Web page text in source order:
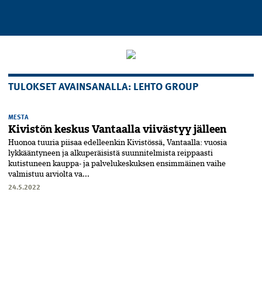
TULOKSET AVAINSANALLA: LEHTO GROUP
MESTA
Kivistön keskus Vantaalla viivästyy jälleen
Huonoa tuuria piisaa edelleenkin Kivistössä, Vantaalla: vuosia
lykkääntyneen ja alkuperäisistä suunnitelmista reippaasti
kutistuneen kauppa- ja palvelukeskuksen ensimmäinen vaihe
valmistuu arviolta va...
24.5.2022